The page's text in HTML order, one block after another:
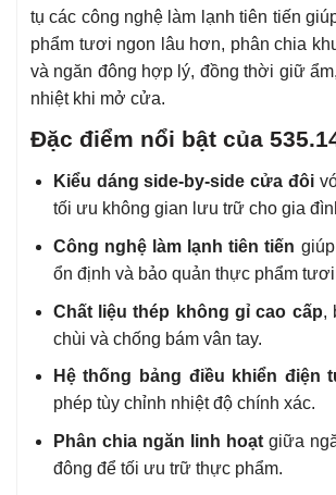
tụ các công nghệ làm lạnh tiên tiến
phẩm tươi ngon lâu hơn, phân chia
và ngăn đông hợp lý, đồng thời giữ
nhiệt khi mở cửa.
Đặc điểm nổi bật của
Kiểu dáng side-by-side cửa đôi
tối ưu không gian lưu trữ cho gia
Công nghệ làm lạnh tiên tiến
ổn định và bảo quản thực phẩm
Chất liệu thép không gỉ cao cấp,
chùi và chống bám vân tay.
Hệ thống bảng điều khiển điện
phép tùy chỉnh nhiệt độ chính xác.
Phân chia ngăn linh hoạtgiữa
đông để tối ưu trữ thực phẩm.